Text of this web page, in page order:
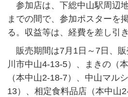
参加店は、下総中山駅周辺
までの間で、参加ポスターを
る。収益等は、経費を差し引
販売期間は7月1日～7日、
川市中山4-13-5）、まきの（
（本中山2-18-7）、中山マル
13）、相定食料品店（本中山